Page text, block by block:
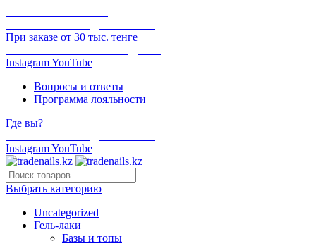
При заказе от 30 тыс. тенге
InstagramYouTube
Вопросы и ответы
Программа лояльности
Где вы?
InstagramYouTube
Выбрать категорию
Uncategorized
Гель-лаки
Базы и топы